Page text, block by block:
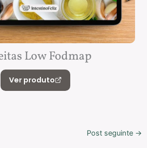
Low Fodmap
Ver produto
Post seguinte →